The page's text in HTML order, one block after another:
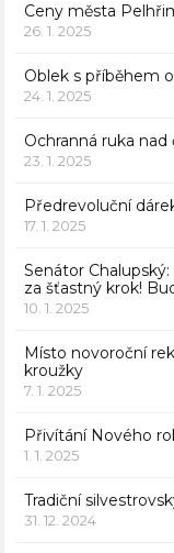
Ceny města
26. 1. 2025
Oblek s příběhem
24. 1. 2025
Ochranná ruka
23. 1. 2025
Předrevoluční
17. 1. 2025
Senátor
za šťastný krok!
10. 1. 2025
Místo novoroční
kroužky
7. 1. 2025
Přivítání Nového
1. 1. 2025
Tradiční
31. 12. 2024